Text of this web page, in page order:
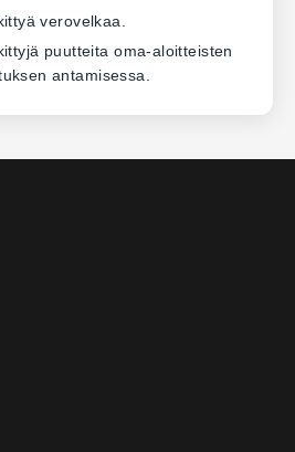
verovelkaa.
puutteita oma-aloitteisten
antamisessa.